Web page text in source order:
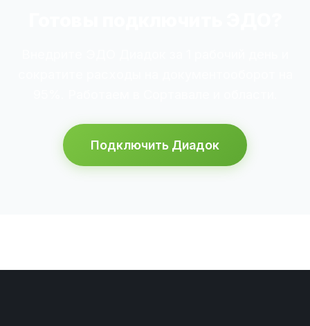
Подключить Диадок